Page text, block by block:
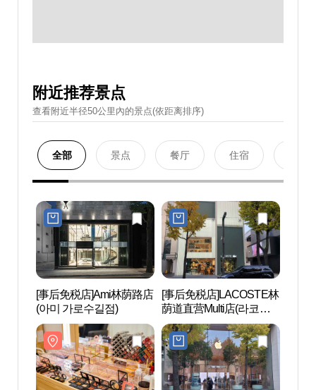
附近推荐景点
查看附近半径50公里內的景点(依距离排序)
全部 景点 餐厅 住宿
[事后免税店]Ami林荫路店
(아미 가로수길점)
[事后免税店]LACOSTE林
荫道直营Multi店(라코스
테 가로수길직영멀티점)